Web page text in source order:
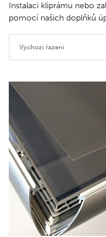
Instalaci kliprámu nebo
pomocí našich doplňků
Výchozí řazení